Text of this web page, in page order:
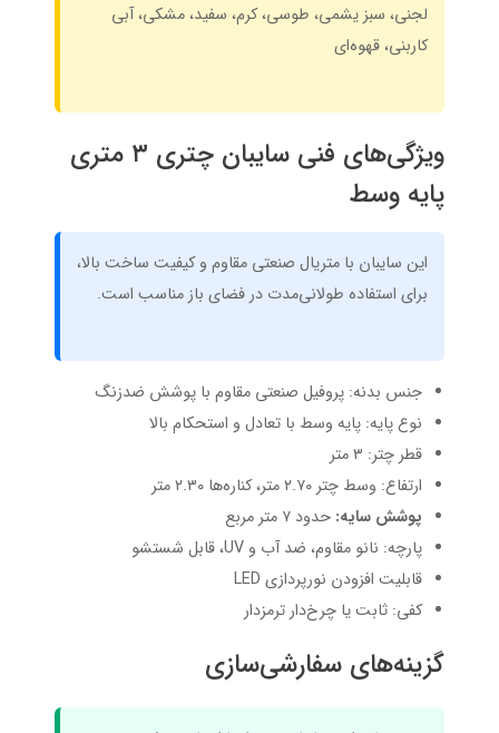
لجنی، سبز یشمی، طوسی، کرم، سفید، مشکی، آبی
کاربنی، قهوه‌ای
ویژگی‌های فنی سایبان چتری ۳ متری
پایه وسط
این سایبان با متریال صنعتی مقاوم و کیفیت ساخت بالا،
برای استفاده طولانی‌مدت در فضای باز مناسب است.
جنس بدنه: پروفیل صنعتی مقاوم با پوشش ضدزنگ
نوع پایه: پایه وسط با تعادل و استحکام بالا
قطر چتر: ۳ متر
ارتفاع: وسط چتر ۲.۷۰ متر، کناره‌ها ۲.۳۰ متر
پوشش سایه: حدود ۷ متر مربع
پارچه: نانو مقاوم، ضد آب و UV، قابل شستشو
قابلیت افزودن نورپردازی LED
کفی: ثابت یا چرخ‌دار ترمزدار
گزینه‌های سفارشی‌سازی